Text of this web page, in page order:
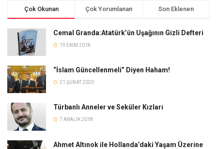
Çok Okunan Çok Yorumlanan Son Eklenen
Cemal Granda:Atatürk’ün Uşağının Gizli Defteri
19 EKIM 2018
“İslam Güncellenmeli” Diyen Haham!
21 ŞUBAT 2020
Türbanlı Anneler ve Seküler Kızları
7 ARALIK 2018
Ahmet Altınok ile Hollanda’daki Yaşam Üzerine